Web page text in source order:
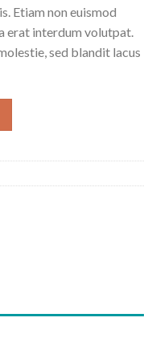
Etiam non euismod
erat interdum volutpat.
sed blandit lacus